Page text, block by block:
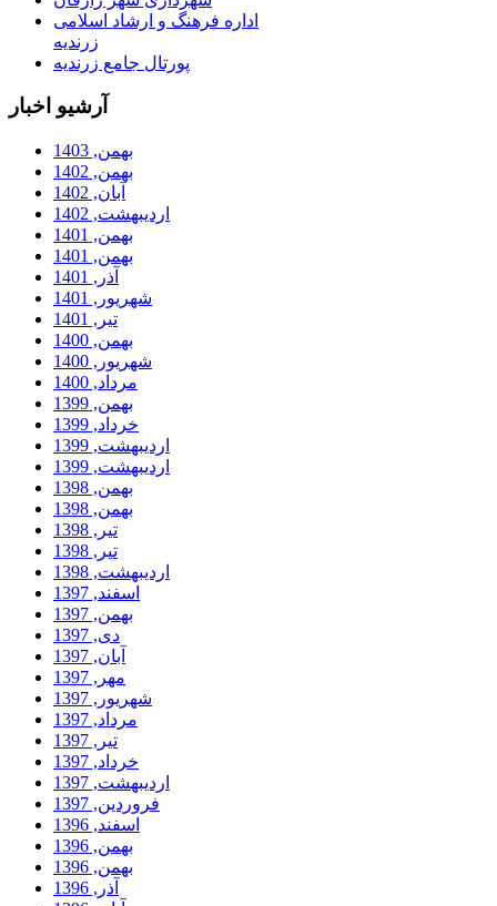
اداره فرهنگ و ارشاد اسلامی
زرندیه
پورتال جامع زرندیه
آرشیو اخبار
بهمن, 1403
بهمن, 1402
آبان, 1402
ارديبهشت, 1402
بهمن, 1401
بهمن, 1401
آذر, 1401
شهریور, 1401
تیر, 1401
بهمن, 1400
شهریور, 1400
مرداد, 1400
بهمن, 1399
خرداد, 1399
ارديبهشت, 1399
ارديبهشت, 1399
بهمن, 1398
بهمن, 1398
تیر, 1398
تیر, 1398
ارديبهشت, 1398
اسفند, 1397
بهمن, 1397
دی, 1397
آبان, 1397
مهر, 1397
شهریور, 1397
مرداد, 1397
تیر, 1397
خرداد, 1397
ارديبهشت, 1397
فروردين, 1397
اسفند, 1396
بهمن, 1396
بهمن, 1396
آذر, 1396